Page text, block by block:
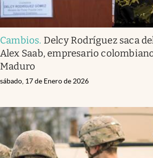
Cambios. Delcy Rodríguez saca
Alex Saab, empresario
Maduro
sábado, 17 de Enero de 2026